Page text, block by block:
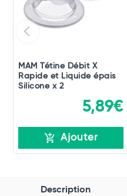
MAM Tétine Débit X
Rapide et Liquide épais
Silicone x 2
5,89€
Ajouter
Description